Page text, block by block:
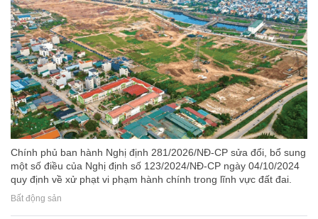
Chính phủ ban hành Nghị định 281/2026/NĐ-CP sửa đổi, bổ sung
một số điều của Nghị định số 123/2024/NĐ-CP ngày 04/10/2024
quy định về xử phạt vi phạm hành chính trong lĩnh vực đất đai.
Bất động sản